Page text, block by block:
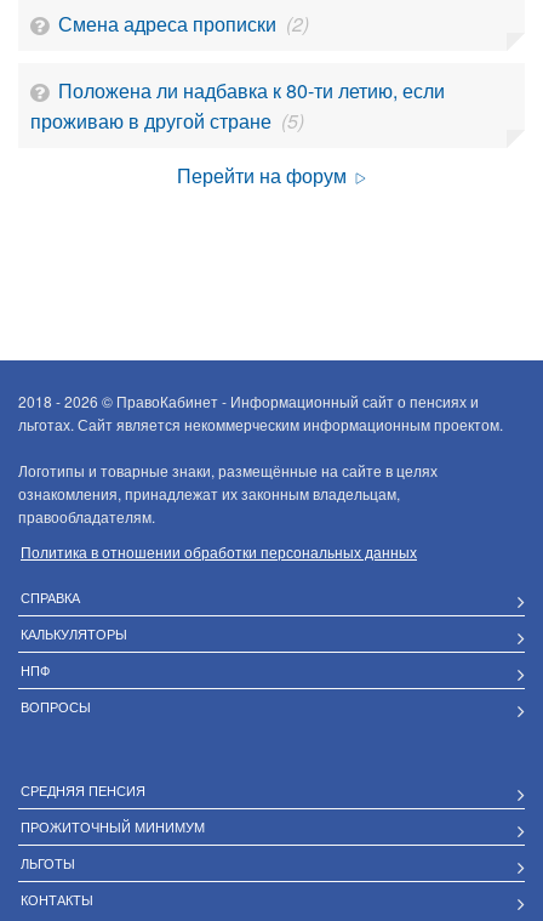
Смена адреса прописки (2)
Положена ли надбавка к 80-ти летию, если
проживаю в другой стране (5)
Перейти на форум
2018 - 2026 © ПравоКабинет - Информационный сайт о пенсиях и
льготах. Сайт является некоммерческим информационным проектом.
Логотипы и товарные знаки, размещённые на сайте в целях
ознакомления, принадлежат их законным владельцам,
правообладателям.
Политика в отношении обработки персональных данных
СПРАВКА
КАЛЬКУЛЯТОРЫ
НПФ
ВОПРОСЫ
СРЕДНЯЯ ПЕНСИЯ
ПРОЖИТОЧНЫЙ МИНИМУМ
ЛЬГОТЫ
КОНТАКТЫ